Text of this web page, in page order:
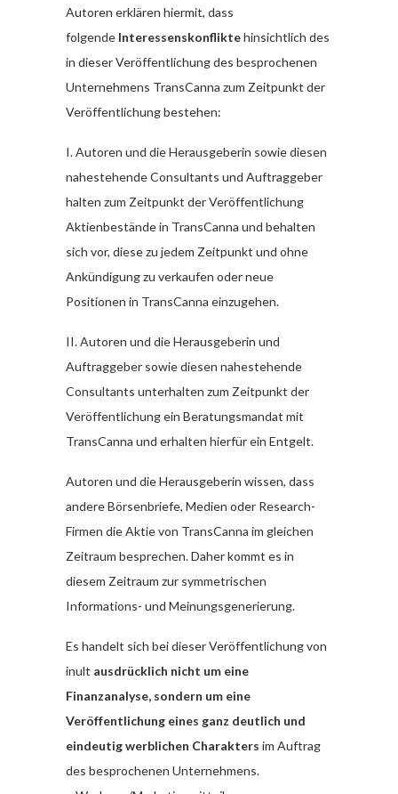
Autoren erklären hiermit, dass
folgende Interessenskonfliktehinsichtlich des
in dieser Veröffentlichung des besprochenen
Unternehmens TransCanna zum Zeitpunkt der
Veröffentlichung bestehen:
I. Autoren und die Herausgeberin sowie diesen
nahestehende Consultants und Auftraggeber
halten zum Zeitpunkt der Veröffentlichung
Aktienbestände in TransCanna und behalten
sich vor, diese zu jedem Zeitpunkt und ohne
Ankündigung zu verkaufen oder neue
Positionen in TransCanna einzugehen.
II. Autoren und die Herausgeberin und
Auftraggeber sowie diesen nahestehende
Consultants unterhalten zum Zeitpunkt der
Veröffentlichung ein Beratungsmandat mit
TransCanna und erhalten hierfür ein Entgelt.
Autoren und die Herausgeberin wissen, dass
andere Börsenbriefe, Medien oder Research-
Firmen die Aktie von TransCanna im gleichen
Zeitraum besprechen. Daher kommt es in
diesem Zeitraum zur symmetrischen
Informations- und Meinungsgenerierung.
Es handelt sich bei dieser Veröffentlichung von
inult ausdrücklich nicht um eine
Finanzanalyse, sondern um eine
Veröffentlichung eines ganz deutlich und
eindeutig werblichen Charakters im Auftrag
des besprochenen Unternehmens.